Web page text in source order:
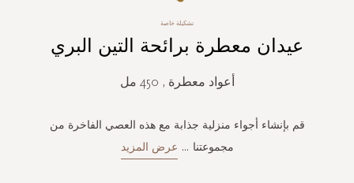
تشكيلة خاصة
عيدان معطرة برائحة التين البري
أعواد معطرة , 450 مل
قم بإنشاء أجواء منزلية جذابة مع هذه العصي الفاخرة من
مجموعتنا ... عرض المزيد